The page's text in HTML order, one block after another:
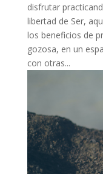
disfrutar
libertad de Ser,
los beneficios de
gozosa, en un
con otras...